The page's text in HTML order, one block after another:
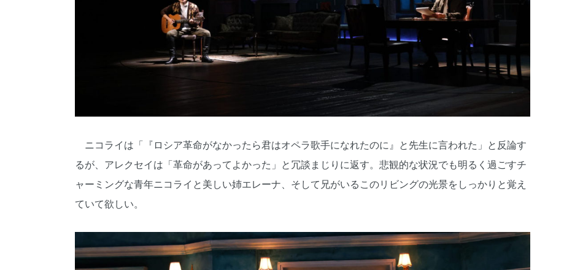
ニコライは「『ロシア革命がなかったら君はオペラ歌手になれたのに』と先生に言われた」と反論す
るが、アレクセイは「革命があってよかった」と冗談まじりに返す。悲観的な状況でも明るく過ごすチ
ャーミングな青年ニコライと美しい姉エレーナ、そして兄がいるこのリビングの光景をしっかりと覚え
ていて欲しい。